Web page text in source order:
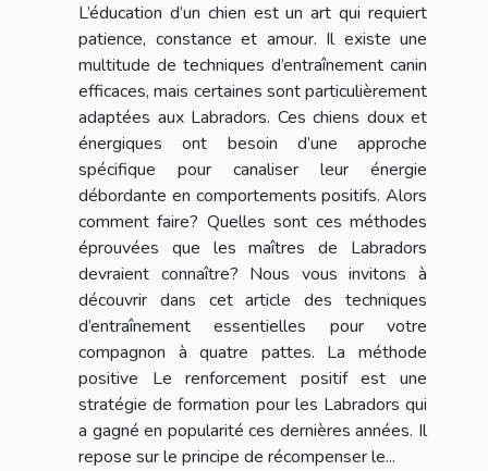
L’éducation d’un chien est un art qui requiert
patience, constance et amour. Il existe une
multitude de techniques d’entraînement canin
efficaces, mais certaines sont particulièrement
adaptées aux Labradors. Ces chiens doux et
énergiques ont besoin d’une approche
spécifique pour canaliser leur énergie
débordante en comportements positifs. Alors
comment faire? Quelles sont ces méthodes
éprouvées que les maîtres de Labradors
devraient connaître? Nous vous invitons à
découvrir dans cet article des techniques
d’entraînement essentielles pour votre
compagnon à quatre pattes. La méthode
positive Le renforcement positif est une
stratégie de formation pour les Labradors qui
a gagné en popularité ces dernières années. Il
repose sur le principe de récompenser le...